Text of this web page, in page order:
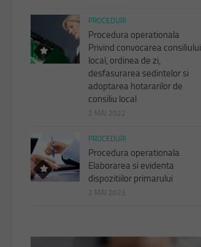
PROCEDURI
Procedura operationala
Privind convocarea consiliului
local, ordinea de zi,
desfasurarea sedintelor si
adoptarea hotararilor de
consiliu local
2 MAI 2022
PROCEDURI
Procedura operationala
Elaborarea si evidenta
dispozitiilor primarului
2 MAI 2022